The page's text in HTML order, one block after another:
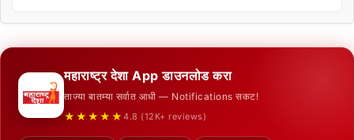
महाराष्ट्र देशा App डाउनलोड करा
ताज्या बातम्या सर्वात आधी — Notifications सकट!
★★★★★ 4.8 (12K+ reviews)